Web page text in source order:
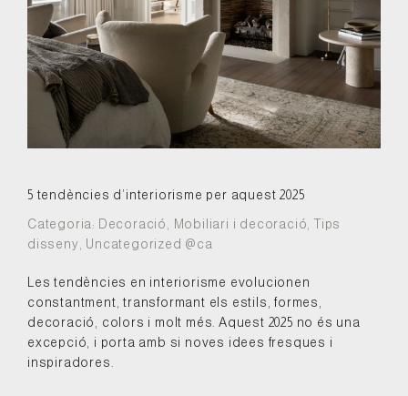
5 tendències d’interiorisme per aquest 2025
Categoria: Decoració Mobiliari i decoració ,Tips
disseny Uncategorized @ca
Les tendències en interiorisme evolucionen
constantment, transformant els estils, formes,
decoració, colors i molt més. Aquest 2025 no és una
excepció, i porta amb si noves idees fresques i
inspiradores.